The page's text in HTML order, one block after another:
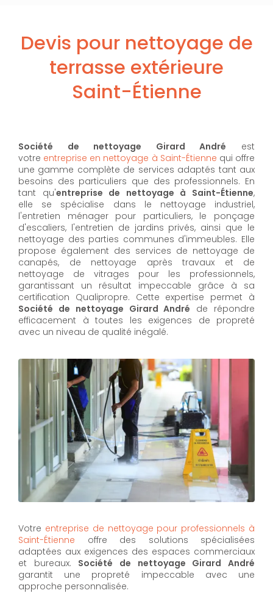
Devis pour nettoyage de
terrasse extérieure
Saint-Étienne
Société de nettoyage Girard André est
votre entreprise en nettoyage à Saint-Étienne qui offre
une gamme complète de services adaptés tant aux
besoins des particuliers que des professionnels. En
tant qu'entreprise de nettoyage à Saint-Étienne,
elle se spécialise dans le nettoyage industriel,
l'entretien ménager pour particuliers, le ponçage
d'escaliers, l'entretien de jardins privés, ainsi que le
nettoyage des parties communes d'immeubles. Elle
propose également des services de nettoyage de
canapés, de nettoyage après travaux et de
nettoyage de vitrages pour les professionnels,
garantissant un résultat impeccable grâce à sa
certification Qualipropre. Cette expertise permet à
Société de nettoyage Girard André de répondre
efficacement à toutes les exigences de propreté
avec un niveau de qualité inégalé.
Votre entreprise de nettoyage pour professionnels à
Saint-Étienne offre des solutions spécialisées
adaptées aux exigences des espaces commerciaux
et bureaux. Société de nettoyage Girard André
garantit une propreté impeccable avec une
approche personnalisée.